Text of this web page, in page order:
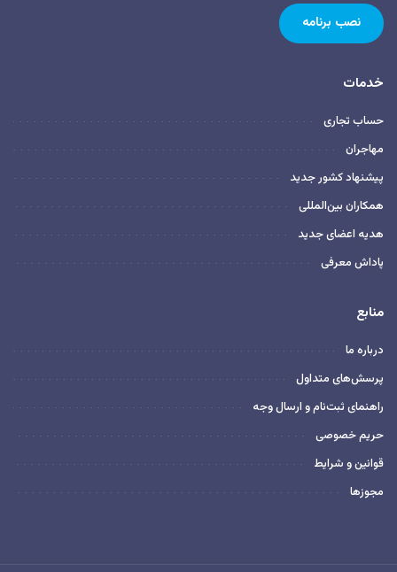
نصب برنامه
خدمات
حساب تجاری
مهاجران
پیشنهاد کشور جدید
همکاران بین‌المللی
هدیه اعضای جدید
پاداش معرفی
منابع
درباره ما
پرسش‌های متداول
راهنمای ثبت‌نام و ارسال وجه
حریم خصوصی
قوانین و شرایط
مجوزها